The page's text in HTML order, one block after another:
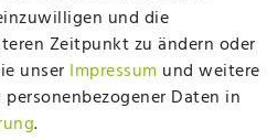
und die
Zeitpunkt zu ändern oder
unser Impressum und weitere
Daten in
.